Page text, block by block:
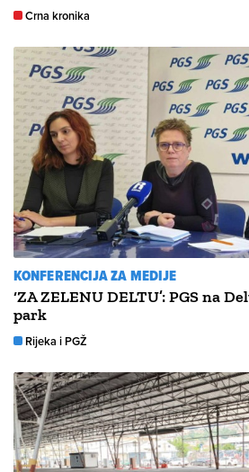
Crna kronika
KONFERENCIJA ZA MEDIJE
‘ZA ZELENU DELTU’: PGS na
park
Rijeka i PGŽ